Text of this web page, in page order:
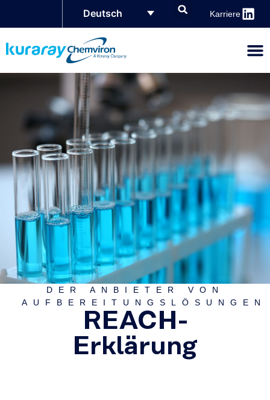
Karriere
Deutsch
DER ANBIETER VON
AUFBEREITUNGSLÖSUNGEN
REACH-
Erklärung